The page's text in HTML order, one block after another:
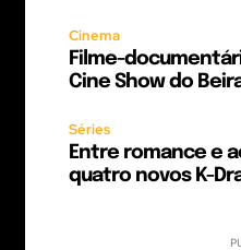
Cinema
Filme-
Cine Show do
Séries
Entre romance e
quatro novos K-